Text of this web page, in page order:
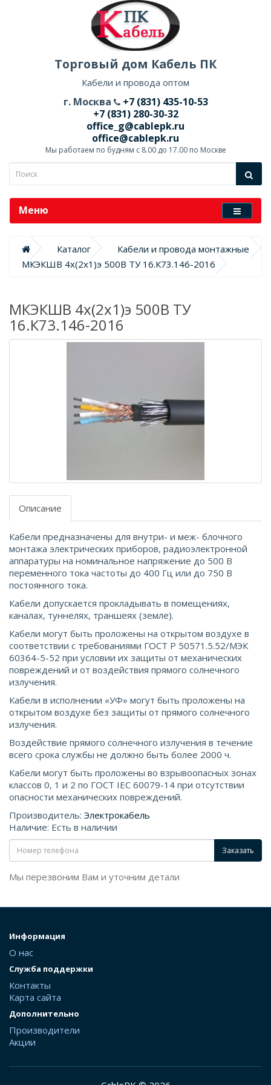
Торговый дом Кабель ПК
Кабели и провода оптом
г. Москва
+7 (831) 435-10-53
+7 (831) 280-30-32
office_g@cablepk.ru
office@cablepk.ru
Мы работаем по будням с 8.00 до 17.00 по Москве
Меню
Каталог
Кабели и провода монтажные
МКЭКШВ 4х(2х1)э 500В ТУ 16.К73.146-2016
МКЭКШВ 4х(2х1)э 500В ТУ
16.К73.146-2016
Описание
Кабели предназначены для внутри- и меж- блочного
монтажа электрических приборов, радиоэлектронной
аппаратуры на номинальное напряжение до 500 В
переменного тока частоты до 400 Гц или до 750 В
постоянного тока.
Кабели допускается прокладывать в помещениях,
каналах, туннелях, траншеях (земле).
Кабели могут быть проложены на открытом воздухе в
соответствии с требованиями ГОСТ Р 50571.5.52/МЭК
60364-5-52 при условии их защиты от механических
повреждений и от воздействия прямого солнечного
излучения.
Кабели в исполнении «УФ» могут быть проложены на
открытом воздухе без защиты от прямого солнечного
излучения.
Воздействие прямого солнечного излучения в течение
всего срока службы не должно быть более 2000 ч.
Кабели могут быть проложены во взрывоопасных зонах
классов 0, 1 и 2 по ГОСТ IEС 60079-14 при отсутствии
опасности механических повреждений.
Производитель: Электрокабель
Наличие: Есть в наличии
Заказать
Мы перезвоним Вам и уточним детали
Информация
О нас
Служба поддержки
Контакты
Карта сайта
Дополнительно
Производители
Акции